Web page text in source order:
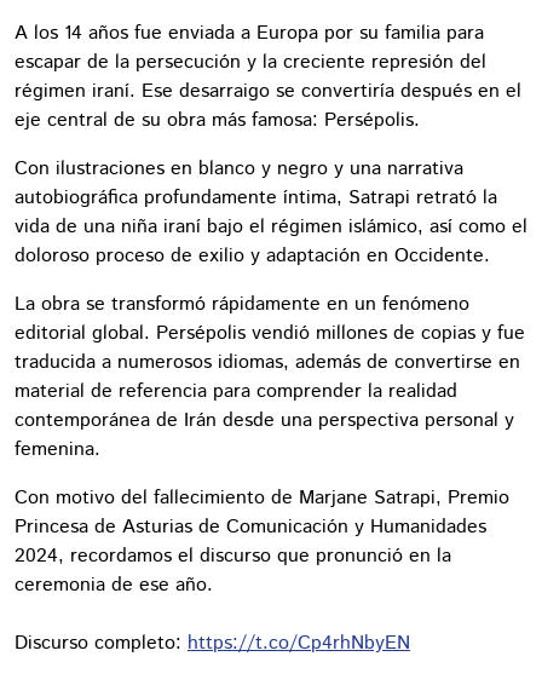
A los 14 años fue enviada a Europa por su familia para
escapar de la persecución y la creciente represión del
régimen iraní. Ese desarraigo se convertiría después en el
eje central de su obra más famosa: Persépolis.
Con ilustraciones en blanco y negro y una narrativa
autobiográfica profundamente íntima, Satrapi retrató la
vida de una niña iraní bajo el régimen islámico, así como el
doloroso proceso de exilio y adaptación en Occidente.
La obra se transformó rápidamente en un fenómeno
editorial global. Persépolis vendió millones de copias y fue
traducida a numerosos idiomas, además de convertirse en
material de referencia para comprender la realidad
contemporánea de Irán desde una perspectiva personal y
femenina.
Con motivo del fallecimiento de Marjane Satrapi, Premio
Princesa de Asturias de Comunicación y Humanidades
2024, recordamos el discurso que pronunció en la
ceremonia de ese año.
Discurso completo: https://t.co/Cp4rhNbyEN